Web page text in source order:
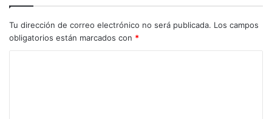
Tu dirección de correo electrónico no será publicada. Los campos
obligatorios están marcados con *